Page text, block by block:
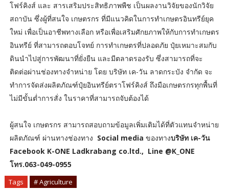
โฟร์คิงส์ และ สารเสริมประสิทธิภาพพืช เป็นผลงานวิจัยของนักวิจัย
สถาบัน ซึ่งผู้ที่สนใจ เกษตรกร ที่มีแนวคิดในการทำเกษตรอินทรีย์ยุค
ใหม่ เพื่อเป็นอาชีพทางเลือก หรือเพื่อเสริมศักยภาพให้กับการทำเกษตร
อินทรีย์ ที่สามารถตอบโจทย์ การทำเกษตรที่ปลอดภัย ปุ๋ยเหมาะสมกับ
ดินนำไปสู่การพัฒนาที่ยั่งยืน และมีตลาดรองรับ ซึ่งสามารถที่จะ
ติดต่อผ่านช่องทางจำหน่าย โดย บริษัท เค-วัน ลาดกระบัง จำกัด จะ
ทำการจัดส่งผลิตภัณฑ์ปุ๋ยอินทรีย์ตราโฟร์คิงส์ ถึงมือเกษตรกรทุกพื้นที่
ไม่มีขั้นต่ำการสั่ง ในราคาที่สามารถจับต้องได้
ผู้สนใจ เกษตรกร สามารถสอบถามข้อมูลเพิ่มเติมได้ที่ตัวแทนจำหน่าย
ผลิตภัณฑ์ ผ่านทางช่องทาง Social media ของทางบริษัท เค-วัน
Facebook K-ONE Ladkrabang co.ltd., Line @K_ONE
โทร.063-049-0955
Tags # Agriculture